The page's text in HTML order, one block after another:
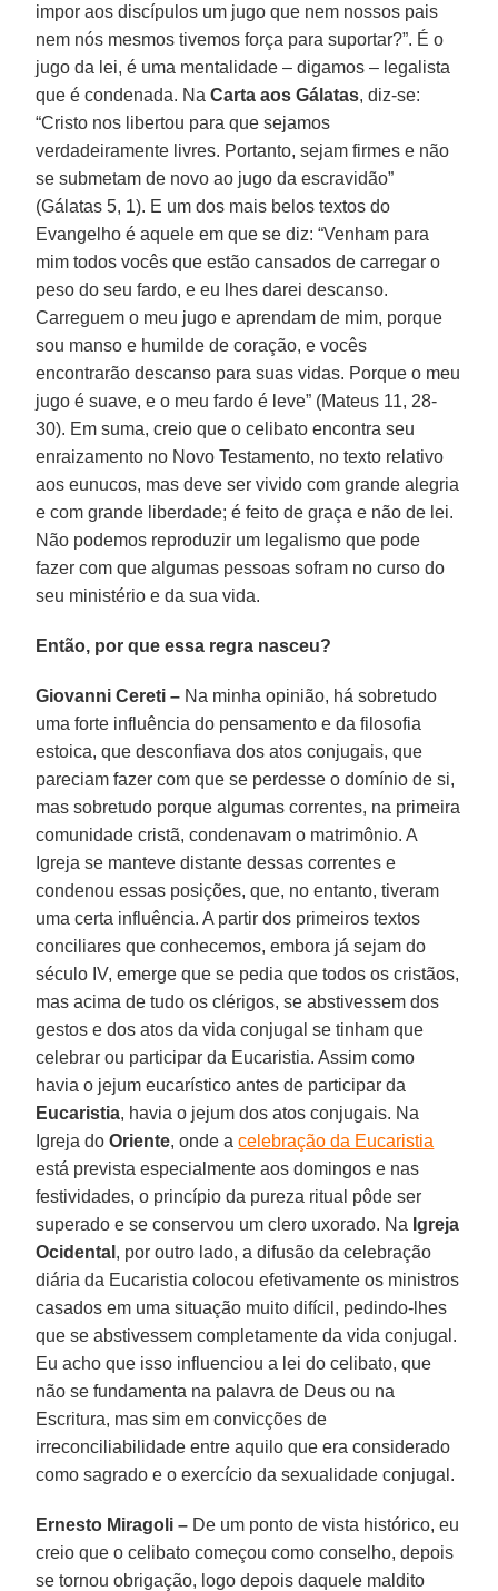
impor aos discípulos um jugo que nem nossos pais
nem nós mesmos tivemos força para suportar?”. É o
jugo da lei, é uma mentalidade – digamos – legalista
que é condenada. NaCarta aos Gálatas, diz-se:
“Cristo nos libertou para que sejamos
verdadeiramente livres. Portanto, sejam firmes e não
se submetam de novo ao jugo da escravidão”
(Gálatas 5, 1). E um dos mais belos textos do
Evangelho é aquele em que se diz: “Venham para
mim todos vocês que estão cansados de carregar o
peso do seu fardo, e eu lhes darei descanso.
Carreguem o meu jugo e aprendam de mim, porque
sou manso e humilde de coração, e vocês
encontrarão descanso para suas vidas. Porque o meu
jugo é suave, e o meu fardo é leve” (Mateus 11, 28-
30). Em suma, creio que o celibato encontra seu
enraizamento no Novo Testamento, no texto relativo
aos eunucos, mas deve ser vivido com grande alegria
e com grande liberdade; é feito de graça e não de lei.
Não podemos reproduzir um legalismo que pode
fazer com que algumas pessoas sofram no curso do
seu ministério e da sua vida.
Então, por que essa regra nasceu?
Giovanni Cereti – Na minha opinião, há sobretudo
uma forte influência do pensamento e da filosofia
estoica, que desconfiava dos atos conjugais, que
pareciam fazer com que se perdesse o domínio de si,
mas sobretudo porque algumas correntes, na primeira
comunidade cristã, condenavam o matrimônio. A
Igreja se manteve distante dessas correntes e
condenou essas posições, que, no entanto, tiveram
uma certa influência. A partir dos primeiros textos
conciliares que conhecemos, embora já sejam do
século IV, emerge que se pedia que todos os cristãos,
mas acima de tudo os clérigos, se abstivessem dos
gestos e dos atos da vida conjugal se tinham que
celebrar ou participar da Eucaristia. Assim como
havia o jejum eucarístico antes de participar da
Eucaristia, havia o jejum dos atos conjugais. Na
Igreja doOriente, onde acelebração da Eucaristia
está prevista especialmente aos domingos e nas
festividades, o princípio da pureza ritual pôde ser
superado e se conservou um clero uxorado. Na Igreja
Ocidental , por outro lado, a difusão da celebração
diária da Eucaristia colocou efetivamente os ministros
casados em uma situação muito difícil, pedindo-lhes
que se abstivessem completamente da vida conjugal.
Eu acho que isso influenciou a lei do celibato, que
não se fundamenta na palavra de Deus ou na
Escritura, mas sim em convicções de
irreconciliabilidade entre aquilo que era considerado
como sagrado e o exercício da sexualidade conjugal.
Ernesto Miragoli – De um ponto de vista histórico, eu
creio que o celibato começou como conselho, depois
se tornou obrigação, logo depois daquele maldito